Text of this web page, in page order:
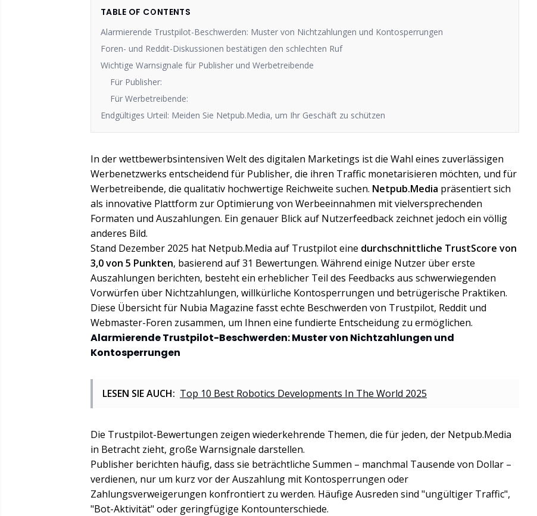
TABLE OF CONTENTS
Alarmierende Trustpilot-Beschwerden: Muster von Nichtzahlungen und Kontosperrungen
Foren- und Reddit-Diskussionen bestätigen den schlechten Ruf
Wichtige Warnsignale für Publisher und Werbetreibende
Für Publisher:
Für Werbetreibende:
Endgültiges Urteil: Meiden Sie Netpub.Media, um Ihr Geschäft zu schützen
In der wettbewerbsintensiven Welt des digitalen Marketings ist die Wahl eines zuverlässigen
Werbenetzwerks entscheidend für Publisher, die ihren Traffic monetarisieren möchten, und für
Werbetreibende, die qualitativ hochwertige Reichweite suchen. Netpub.Media präsentiert sich
als innovative Plattform zur Optimierung von Werbeeinnahmen mit vielversprechenden
Formaten und Auszahlungen. Ein genauer Blick auf Nutzerfeedback zeichnet jedoch ein völlig
anderes Bild.
Stand Dezember 2025 hat Netpub.Media auf Trustpilot eine durchschnittliche TrustScore von
3,0 von 5 Punkten, basierend auf 31 Bewertungen. Während einige Nutzer über erste
Auszahlungen berichten, besteht ein erheblicher Teil des Feedbacks aus schwerwiegenden
Vorwürfen über Nichtzahlungen, willkürliche Kontosperrungen und betrügerische Praktiken.
Diese Übersicht für Nubia Magazine fasst echte Beschwerden von Trustpilot, Reddit und
Webmaster-Foren zusammen, um Ihnen eine fundierte Entscheidung zu ermöglichen.
Alarmierende Trustpilot-Beschwerden: Muster von Nichtzahlungen und
Kontosperrungen
LESEN SIE AUCH: Top 10 Best Robotics Developments In The World 2025
Die Trustpilot-Bewertungen zeigen wiederkehrende Themen, die für jeden, der Netpub.Media
in Betracht zieht, große Warnsignale darstellen.
Publisher berichten häufig, dass sie beträchtliche Summen – manchmal Tausende von Dollar –
verdienen, nur um kurz vor der Auszahlung mit Kontosperrungen oder
Zahlungsverweigerungen konfrontiert zu werden. Häufige Ausreden sind "ungültiger Traffic",
"Bot-Aktivität" oder geringfügige Kontounterschiede.